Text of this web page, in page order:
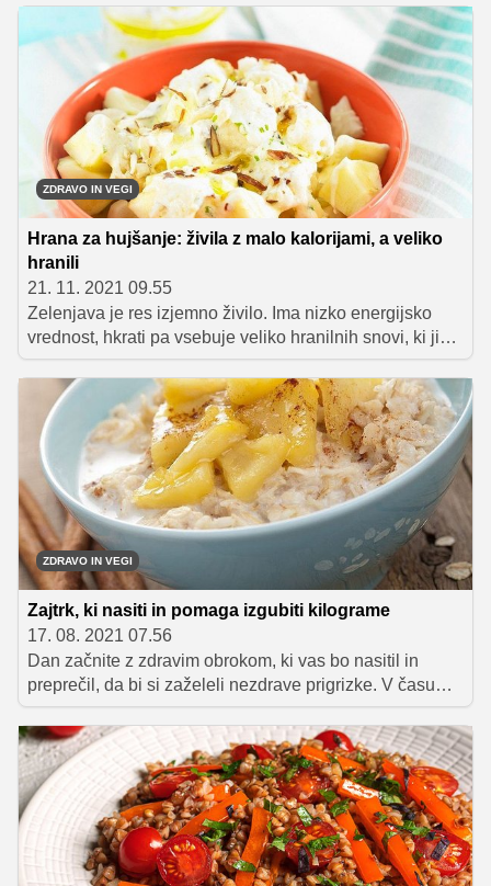
LCHF dovoljena in katerim se morate odpovedati,
ponujamo pa vam tudi nekaj odličnih receptov, ki bodo
prijetno popestrili vaš jedilnik LCHF.
ZDRAVO IN VEGI
Hrana za hujšanje: živila z malo kalorijami, a veliko
hranili
21. 11. 2021 09.55
Zelenjava je res izjemno živilo. Ima nizko energijsko
vrednost, hkrati pa vsebuje veliko hranilnih snovi, ki jih
naše telo potrebuje za svoje delovanje. To bi vsekakor
morali vedeti, ko se trudimo izgubiti odvečne kilograme.
ZDRAVO IN VEGI
Zajtrk, ki nasiti in pomaga izgubiti kilograme
17. 08. 2021 07.56
Dan začnite z zdravim obrokom, ki vas bo nasitil in
preprečil, da bi si zaželeli nezdrave prigrizke. V času
kosila tudi še ne boste sestradani, zaradi česar se boste
lažje zopet odločili za hrano, ki lahko pomaga izgubiti
odvečne kilograme.